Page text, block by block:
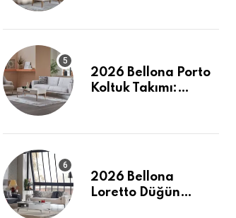
Tanımı
2026 Bellona Porto
Koltuk Takımı:
2026 Bellona
Loretto Düğün